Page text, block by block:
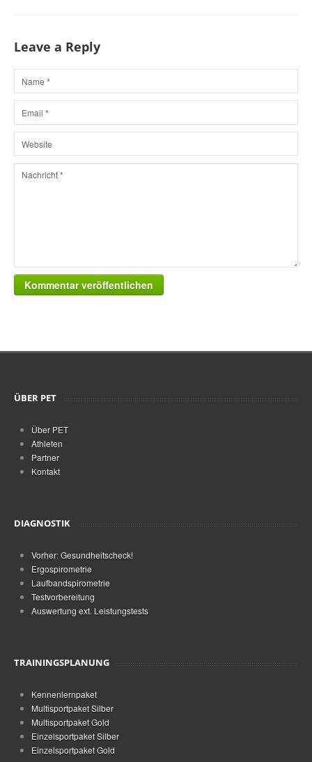
Leave a Reply
Kommentar veröffentlichen
ÜBER PET
Über PET
Athleten
Partner
Kontakt
DIAGNOSTIK
Vorher: Gesundheitscheck!
Ergospirometrie
Laufbandspirometrie
Testvorbereitung
Auswertung ext. Leistungstests
TRAININGSPLANUNG
Kennenlernpaket
Multisportpaket Silber
Multisportpaket Gold
Einzelsportpaket Silber
Einzelsportpaket Gold